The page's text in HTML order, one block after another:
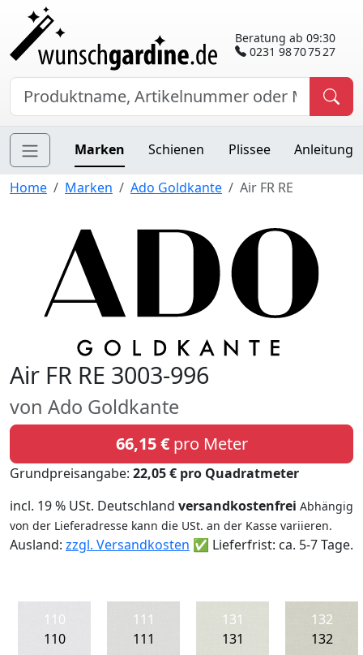
Beratung ab 09:30
0231 98 70 75 27
Marken Schienen Plissee Anleitung
Home Marken Ado Goldkante Air FR RE
Air FR RE 3003-996
von Ado Goldkante
66,15 €pro Meter
Grundpreisangabe: 22,05 € pro Quadratmeter
incl. 19 % USt. Deutschland versandkostenfrei Abhängig
von der Lieferadresse kann die USt. an der Kasse variieren.
Ausland: zzgl. Versandkosten ✅ Lieferfrist: ca. 5-7 Tage.
110
110
111
111
131
131
132
132